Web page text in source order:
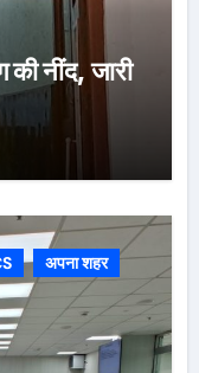
की नींद, जारी
अपना शहर